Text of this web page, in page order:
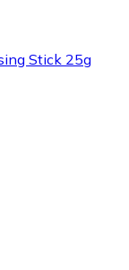
Stick 25g